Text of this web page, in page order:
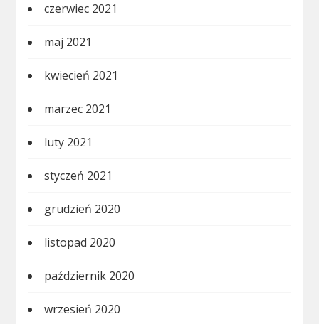
czerwiec 2021
maj 2021
kwiecień 2021
marzec 2021
luty 2021
styczeń 2021
grudzień 2020
listopad 2020
październik 2020
wrzesień 2020